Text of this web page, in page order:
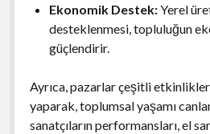
Ekonomik Destek:Yerel
desteklenmesi, topluluğun
güçlendirir.
Ayrıca, pazarlar çeşitli
yaparak, toplumsal yaşamı
sanatçıların performansları, el